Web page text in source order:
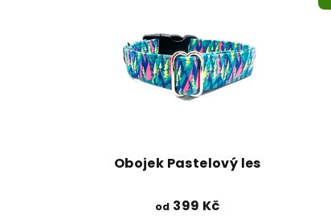
Obojek Pastelový les
od 399 Kč